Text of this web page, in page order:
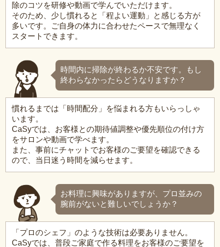
除のコツを研修や動画で学んでいただけます。
そのため、少し慣れると「程よい運動」と感じる方が
多いです。ご自身の体力に合わせたペースで無理なく
スタートできます。
時間内に掃除が終わるか不安です。もし
終わらなかったらどうなりますか？
慣れるまでは「時間配分」を悩まれる方もいらっしゃ
います。
CaSyでは、お客様との期待値調整や優先順位の付け方
をサロンや動画で学べます。
また、事前にチャットでお客様のご要望を確認できる
ので、当日迷う時間を減らせます。
お料理に興味がありますが、プロ並みの
腕前がないと難しいでしょうか？
「プロのシェフ」のような技術は必要ありません。
CaSyでは、普段ご家庭で作る料理をお客様のご要望を